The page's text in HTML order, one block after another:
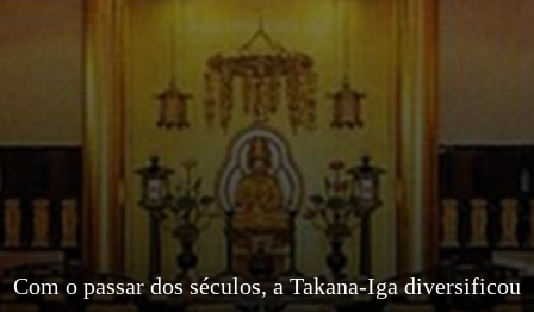
Com o passar dos séculos, a Takana-Iga diversificou